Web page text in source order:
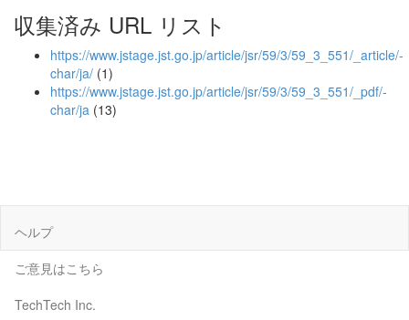
収集済み URL リスト
https://www.jstage.jst.go.jp/article/jsr/59/3/59_3_551/_article/-
char/ja/ (1)
https://www.jstage.jst.go.jp/article/jsr/59/3/59_3_551/_pdf/-
char/ja (13)
ヘルプ
ご意見はこちら
TechTech Inc.